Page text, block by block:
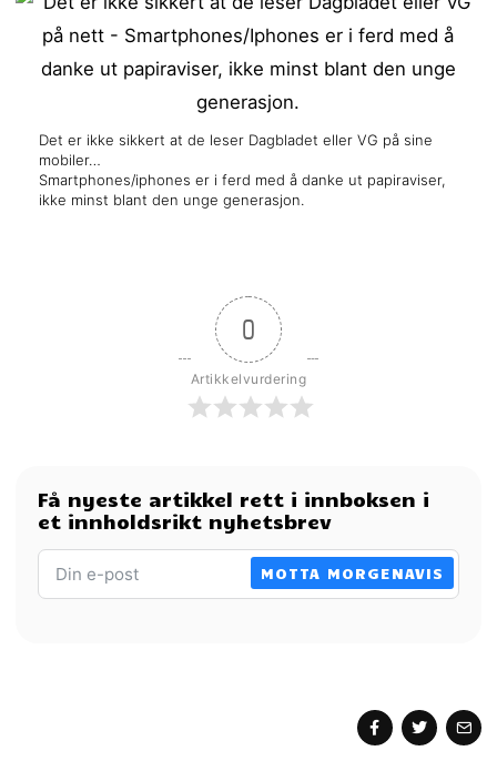
Det er ikke sikkert at de leser Dagbladet eller VG på sine
mobiler…
Smartphones/iphones er i ferd med å danke ut papiraviser,
ikke minst blant den unge generasjon.
0
Artikkelvurdering
Få nyeste artikkel rett i innboksen i
et innholdsrikt nyhetsbrev
MOTTA MORGENAVIS